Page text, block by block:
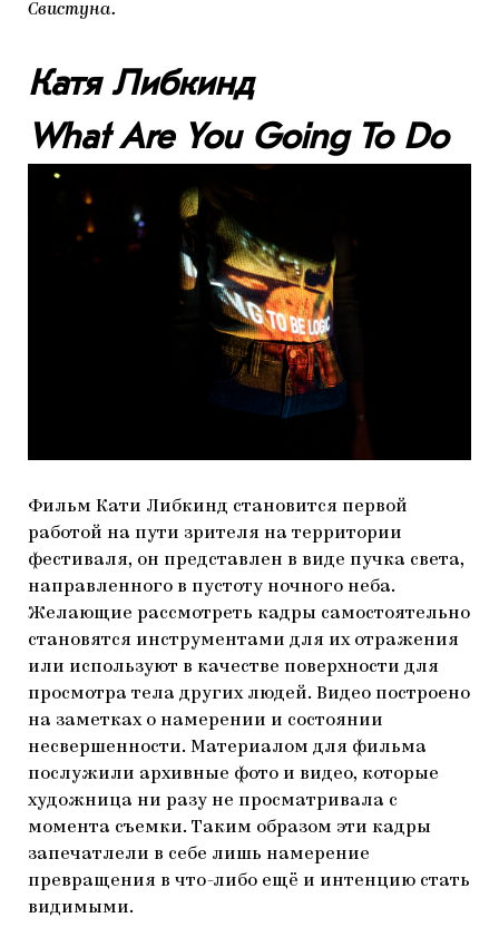
Свистуна.
Катя Либкинд
What Are You Going To Do
Фильм Кати Либкинд становится первой
работой на пути зрителя на территории
фестиваля, он представлен в виде пучка света,
направленного в пустоту ночного неба.
Желающие рассмотреть кадры самостоятельно
становятся инструментами для их отражения
или используют в качестве поверхности для
просмотра тела других людей. Видео построено
на заметках о намерении и состоянии
несвершенности. Материалом для фильма
послужили архивные фото и видео, которые
художница ни разу не просматривала с
момента съемки. Таким образом эти кадры
запечатлели в себе лишь намерение
превращения в что-либо ещё и интенцию стать
видимыми.